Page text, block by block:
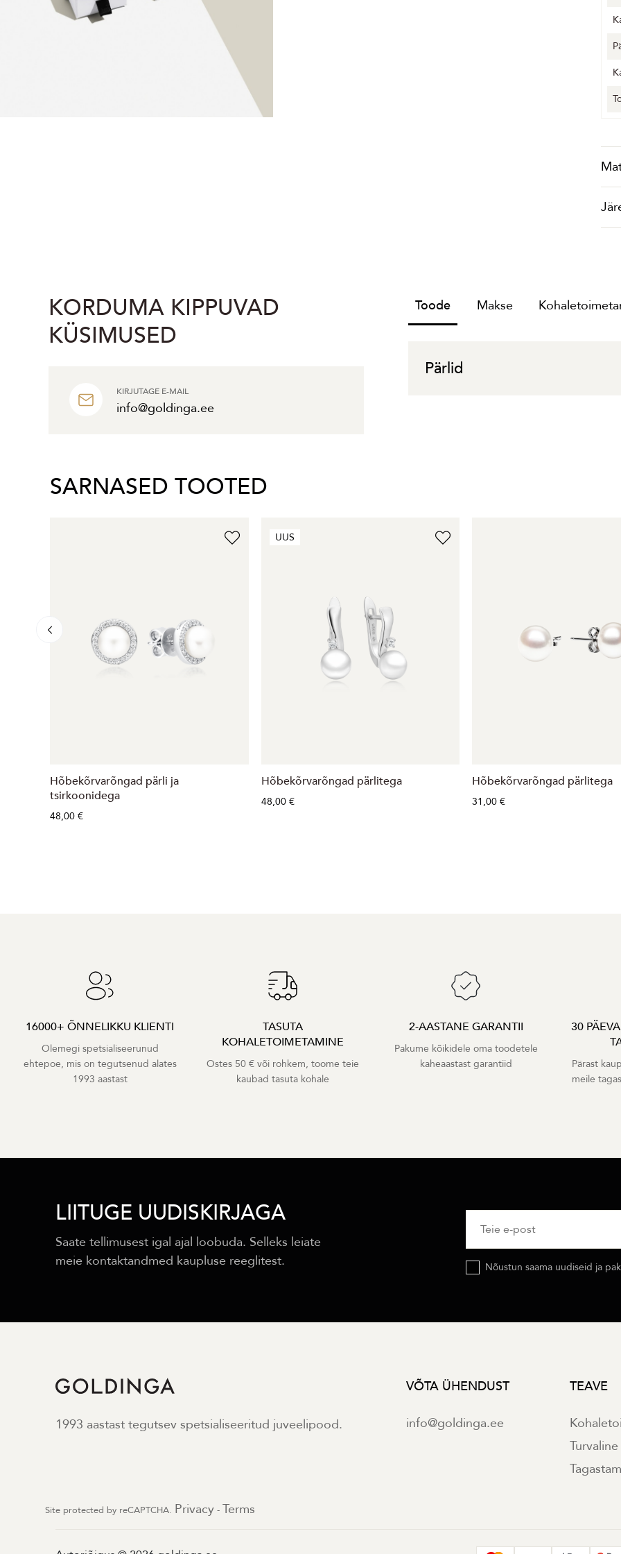
KORDUMA KIPPUVAD
KÜSIMUSED
KIRJUTAGE E-MAIL
info@goldinga.ee
Toode Makse
Pärlid
SARNASED TOOTED
Hõbekõrvarõngad pärli ja
tsirkoonidega
48,00 €
UUS
Hõbekõrvarõngad pärlitega
48,00 €
Hõbekõrvarõngad pärlitega
31,00 €
16000+ ÕNNELIKKU KLIENTI
Olemegi spetsialiseerunud
ehtepoe, mis on tegutsenud alates
1993 aastast
TASUTA
KOHALETOIMETAMINE
Ostes 50 € või rohkem, toome teie
kaubad tasuta kohale
2-AASTANE GARANTII
Pakume kõikidele oma toodetele
kaheaastast garantiid
30
Pärast
meile
LIITUGE UUDISKIRJAGA
Saate tellimusest igal ajal loobuda. Selleks leiate
meie kontaktandmed kaupluse reeglitest.
Nõustun saama uudiseid ja
1993 aastast tegutsev spetsialiseeritud juveelipood.
VÕTA ÜHENDUST
info@goldinga.ee
TEAVE
Site protected by reCAPTCHA. Privacy - Terms